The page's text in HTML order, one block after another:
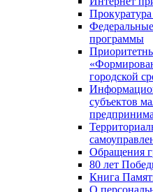
Прокуратура
программы
городской
субъектов
Обращения
80 лет
Книга